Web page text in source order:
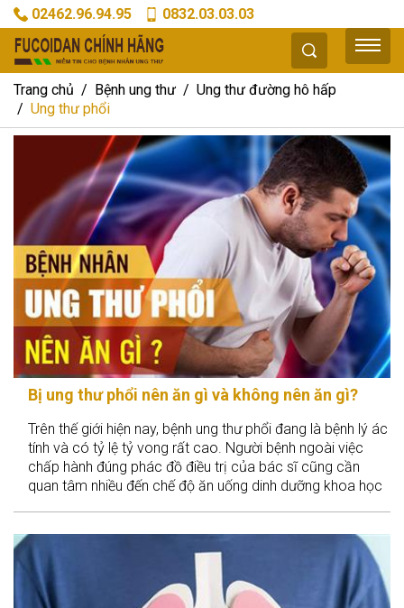
02462.96.94.95 0832.03.03.03
Trang chủ Bệnh ung thư
Ung thư đường hô hấp
Ung thư phổi
Bị ung thư phổi nên ăn gì và không nên ăn gì?
Trên thế giới hiện nay, bệnh ung thư phổi đang là bệnh lý ác
tính và có tỷ lệ tỷ vong rất cao. Người bệnh ngoài việc
chấp hành đúng phác đồ điều trị của bác sĩ cũng cần
quan tâm nhiều đến chế độ ăn uống dinh dưỡng khoa học
lời khuyên cho người bệnh ung thư phổi cần ăn gì để cải
thiện triệu chứng của bệnh.